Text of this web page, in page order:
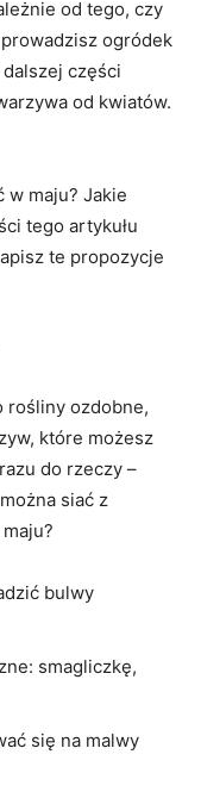
od tego, czy
ogródek
części
od kwiatów.
w maju? Jakie
tego artykułu
te propozycje
rośliny ozdobne,
które możesz
do rzeczy –
siać z
bulwy
smagliczkę,
się na malwy